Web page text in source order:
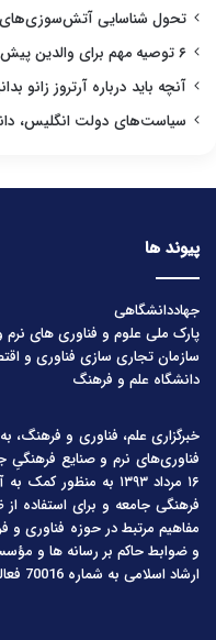
تحول شناسایی آتش‌سوزی‌های
۶ توصیه مهم برای والدین پیش از بازگشایی مدارس
آنچه باید درباره آرتروز زانو
سیاست‌های دولت انگلیس،
پیوند ها
جهاددانشگاهی
پارک ملی علوم و فناوری های
سازمان تجاری سازی فناوری و
دانشگاه علم و فرهنگ
خبرگزاری علم، فناوری و فرهنگ،
فناوری‌های نرم و صنایع فرهنگیِ
۱۶ مرداد ۱۳۹۳ به
فرهنگی جامعه و برای استفاده
مفاهیم مرتبط در حوزه فناوری
و ضوابط حاکم بر رسانه ها و
ارشاد اسلامی به شماره 70016 فعالیت خود را آغاز کرده است.